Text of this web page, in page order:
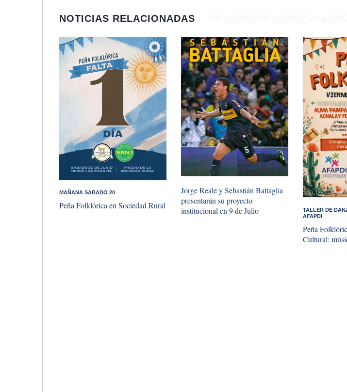
NOTICIAS RELACIONADAS
MAÑANA SABADO 20
Peña Folklórica en Sociedad Rural
Jorge Reale y Sebastián Battaglia
presentarán su proyecto
institucional en 9 de Julio
TALLER DE
AFAPDI
Peña
Cultural: